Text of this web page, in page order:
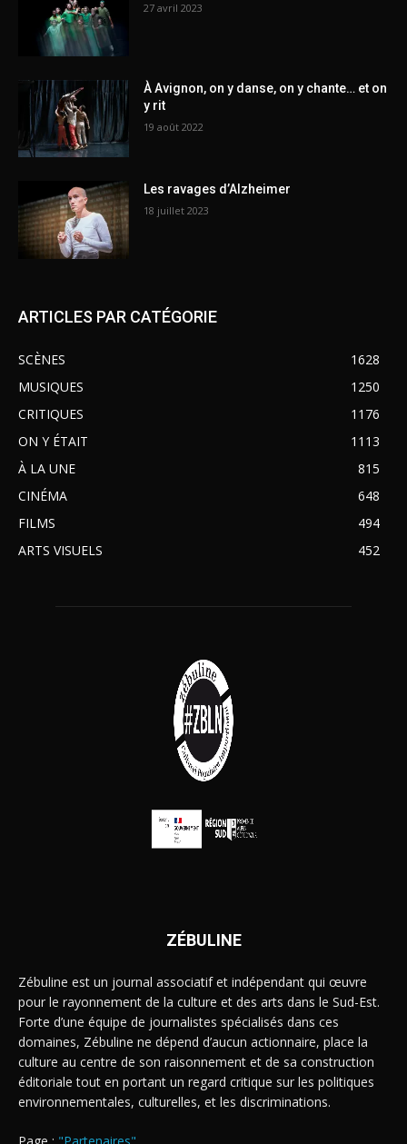
27 avril 2023
À Avignon, on y danse, on y chante… et on
y rit
19 août 2022
Les ravages d’Alzheimer
18 juillet 2023
ARTICLES PAR CATÉGORIE
SCÈNES
1628
MUSIQUES
1250
CRITIQUES
1176
ON Y ÉTAIT
1113
À LA UNE
815
CINÉMA
648
FILMS
494
ARTS VISUELS
452
ZÉBULINE
Zébuline est un journal associatif et indépendant qui œuvre
pour le rayonnement de la culture et des arts dans le Sud-Est.
Forte d’une équipe de journalistes spécialisés dans ces
domaines, Zébuline ne dépend d’aucun actionnaire, place la
culture au centre de son raisonnement et de sa construction
éditoriale tout en portant un regard critique sur les politiques
environnementales, culturelles, et les discriminations.